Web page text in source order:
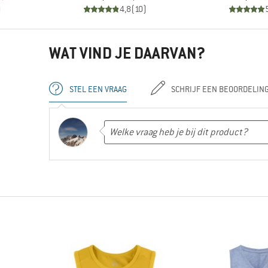
4,8(10)
WAT VIND JE DAARVAN?
STEL EEN VRAAG SCHRIJF EEN